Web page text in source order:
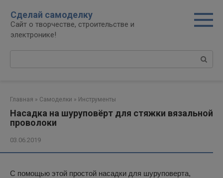
контенту
Сделай самоделку
Сайт о творчестве, строительстве и
электронике!
Главная » Самоделки » Инструменты
Насадка на шуруповёрт для стяжки вязальной
проволоки
03.06.2019
С помощью этой простой насадки для шуруповерта,